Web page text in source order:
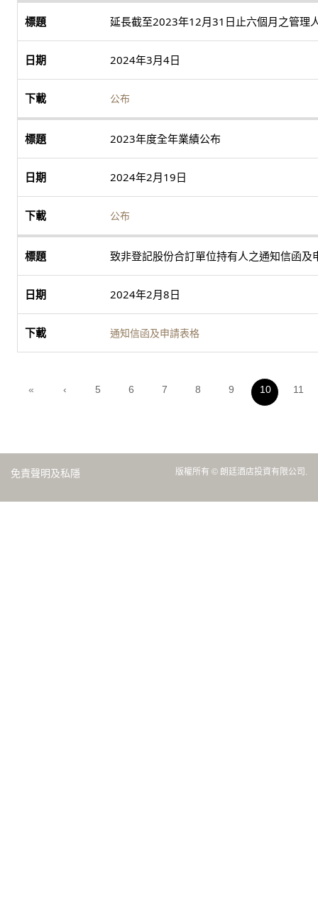
延長截至2023年12月31日止六個月之管理
2024年3月4日
公布
2023年度全年業績公布
2024年2月19日
公布
致非登記股份合訂單位持有人之通知信函及
2024年2月8日
通知信函及申請表格
« ‹ 5 6 7 8 9 10 11
免責聲明及私隱 版權所有 © 朗廷酒店投資有限公司.